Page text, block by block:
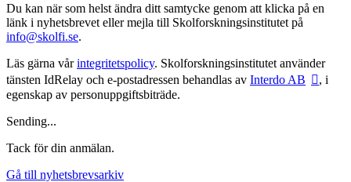
Du kan när som helst ändra ditt samtycke genom att klicka på en
länk i nyhetsbrevet eller mejla till Skolforskningsinstitutet på
info@skolfi.se.
Läs gärna vårintegritetspolicy. Skolforskningsinstitutet använder
tänsten IdRelay och e-postadressen behandlas av Interdo AB
, i
egenskap av personuppgiftsbiträde.
Sending...
Tack för din anmälan.
Gå till nyhetsbrevsarkiv